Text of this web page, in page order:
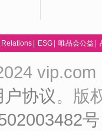
Relations ESG 唯品会公益
协议。版